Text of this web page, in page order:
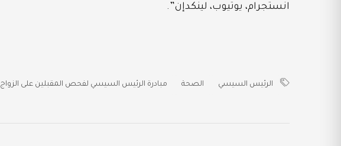
انستجرام، يوتيوب، لينكدإن”.
الرئيس السيسي الصحة مبادرة الرئيس السيسي لفحص المقبلين على الزواج